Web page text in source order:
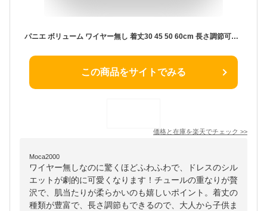
パニエ ボリューム ワイヤー無し 着丈30 45 50 60cm 長さ調節可能 大人 子供ペチコート ドレスインナー チュール 安い チュチュスカート ショート丈 インナー ふわふわ フリル スカート ホワイトブラックパニエ
この商品をサイトでみる
価格と在庫を楽天でチェック >>
Moca2000
ワイヤー無しなのに驚くほどふわふわで、ドレスのシル
エットが劇的に可愛くなります！チュールの重なりが贅
沢で、肌当たりが柔らかいのも嬉しいポイント。着丈の
種類が豊富で、長さ調節もできるので、大人から子供ま